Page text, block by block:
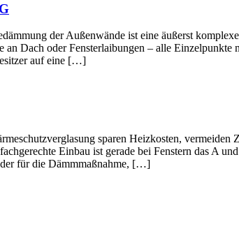
der Außenwände ist eine äußerst komplexe
Dach oder Fensterlaibungen – alle
auf eine […]
sparen Heizkosten, vermeiden
Einbau ist gerade bei Fenstern das A
für die Dämmmaßnahme, […]